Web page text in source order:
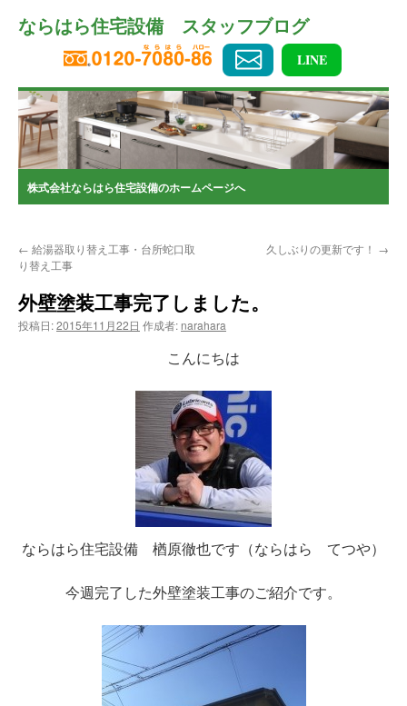
ン
テ
へ
ス
キ
ッ
プ
ならはら住宅設備 スタッフブログ
LINE
株式会社ならはら住宅設備のホームページへ
← 給湯器取り替え工事・台所蛇口取
り替え工事
久しぶりの更新です！ →
外壁塗装工事完了しました。
投稿日:2015年11月22日 作成者: narahara
こんにちは
ならはら住宅設備 楢原徹也です（ならはら てつや）
今週完了した外壁塗装工事のご紹介です。